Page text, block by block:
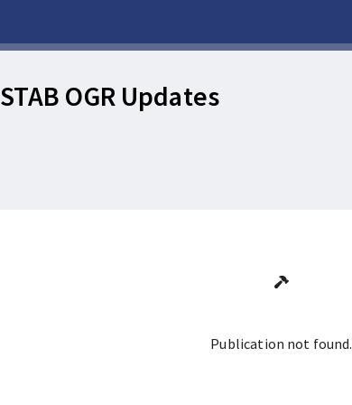
STAB OGR Updates
Publication not found.